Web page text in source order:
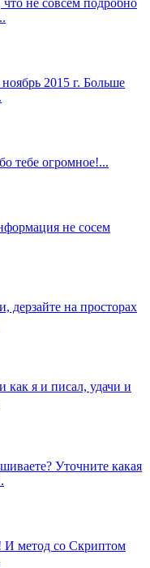
2015 г. Больше
тебе огромное!...
не сосем
дерзайте на просторах
как я и писал, удачи и
Уточните какая
И метод со Скриптом